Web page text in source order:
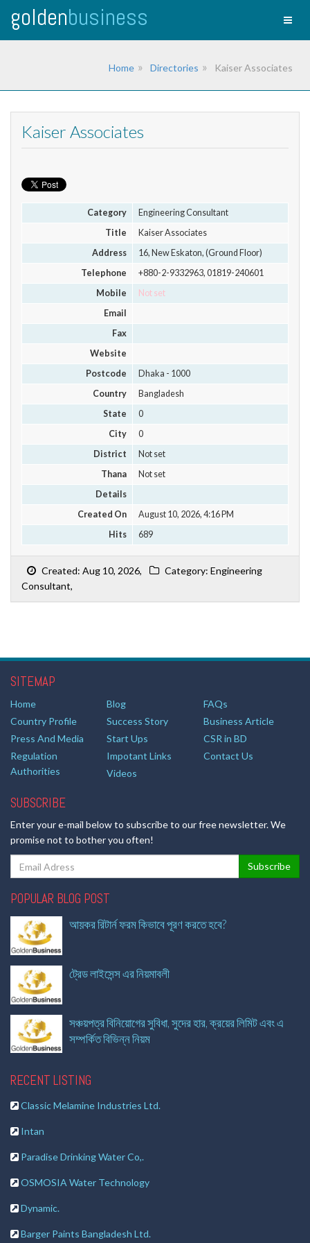
goldenbusiness
Home Directories Kaiser Associates
Kaiser Associates
Category
Engineering Consultant
Title
Kaiser Associates
Address
16, New Eskaton, (Ground Floor)
Telephone
+880-2-9332963, 01819-240601
Mobile
Not set
Email
Fax
Website
Postcode
Dhaka - 1000
Country
Bangladesh
State
0
City
0
District
Not set
Thana
Not set
Details
Created On
August 10, 2026, 4:16 PM
Hits
689
Created: Aug 10, 2026,
Category: Engineering
Consultant,
SITEMAP
Home Blog
FAQs
Country Profile
Success Story
Business Article
Press And Media
Start Ups
CSR in BD
Regulation
Authorities
Impotant Links
Contact Us
Videos
SUBSCRIBE
Enter your e-mail below to subscribe to our free newsletter. We
promise not to bother you often!
POPULAR BLOG POST
আয়কর রিটার্ন ফরম কিভাবে পূরণ করতে হবে?
ট্রেড লাইসেন্স এর নিয়মাবলী
সঞ্চয়পত্র বিনিয়োগের সুবিধা, সুদের হার, ক্রয়ের লিমিট এবং এ
সম্পর্কিত বিভিন্ন নিয়ম
RECENT LISTING
Classic Melamine Industries Ltd.
Intan
Paradise Drinking Water Co,.
OSMOSIA Water Technology
Dynamic.
Barger Paints Bangladesh Ltd.